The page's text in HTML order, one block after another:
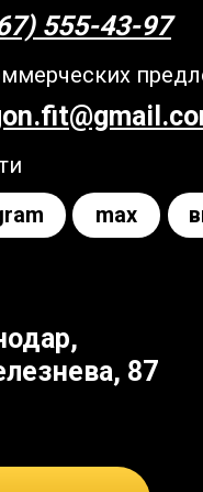
87
555-43-97
max